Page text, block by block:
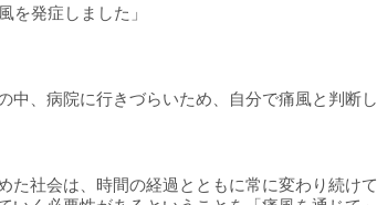
を発症しました」
中、病院に行きづらいため、自分で痛風と判断し
た社会は、時間の経過とともに常に変わり続け